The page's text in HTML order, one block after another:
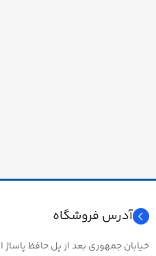
آدرس فروشگاه
خیابان جمهوری بعد از پل حافظ پاساژ